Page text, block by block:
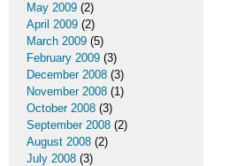
May 2009 (2)
April 2009 (2)
March 2009 (5)
February 2009 (3)
December 2008 (3)
November 2008 (1)
October 2008 (3)
September 2008 (2)
August 2008 (2)
July 2008 (3)